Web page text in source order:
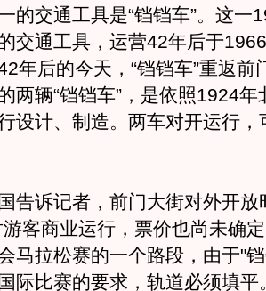
的交通工具是“铛铛车”。这一
交通工具，运营42年后于
年后的今天，“铛铛车”重返前
两辆“铛铛车”，是依照1924
设计、制造。两车对开运行，
诉记者，前门大街对外开放
客商业运行，票价也尚未确
马拉松赛的一个路段，由于"
际比赛的要求，轨道必须填平